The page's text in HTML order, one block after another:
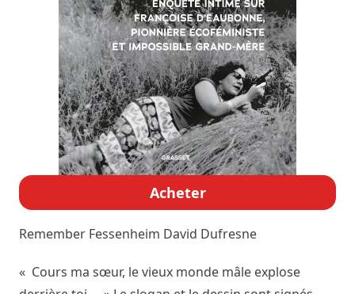
Acheter
Remember Fessenheim David Dufresne
« Cours ma sœur, le vieux monde mâle explose